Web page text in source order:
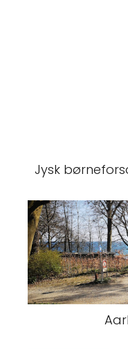
Jysk